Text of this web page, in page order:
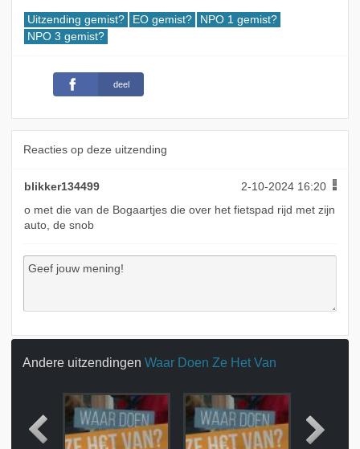
Uitzending gemist? EO gemist?
NPO 1 gemist?
NPO 3 gemist?
deel
Reacties op deze uitzending
blikker134499
2-10-2024 16:20
o met die van de Bogaartjes die over het fietspad rijd met zijn
auto, de snob
Andere uitzendingen Waar Doen Ze Het Van